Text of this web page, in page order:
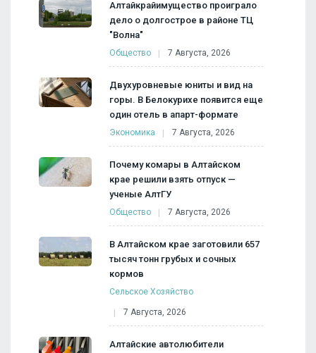
Алтайкрайимущество проиграло
дело о долгострое в районе ТЦ
"Волна"
Общество 7 Августа, 2026
Двухуровневые юниты и вид на
горы. В Белокурихе появится еще
один отель в апарт-формате
Экономика 7 Августа, 2026
Почему комары в Алтайском
крае решили взять отпуск —
ученые АлтГУ
Общество 7 Августа, 2026
В Алтайском крае заготовили 657
тысяч тонн грубых и сочных
кормов
Сельское Хозяйство
7 Августа, 2026
Алтайские автолюбители